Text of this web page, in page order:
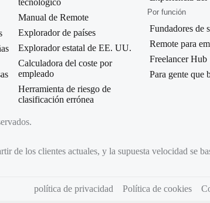
tecnológico
Manual de Remote
Explorador de países
Explorador estatal de EE. UU.
Calculadora del coste por
empleado
Herramienta de riesgo de
clasificación errónea
Por función
Fundadores de
Remote para
Freelancer Hub
Para gente que
de los clientes actuales, y la supuesta velocidad se
política de privacidad Política de cookies